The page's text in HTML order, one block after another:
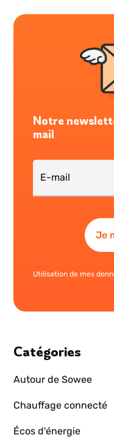
Notre
mail
Utilisation de mes
Catégories
Autour de Sowee
Chauffage connecté
Écos d'énergie